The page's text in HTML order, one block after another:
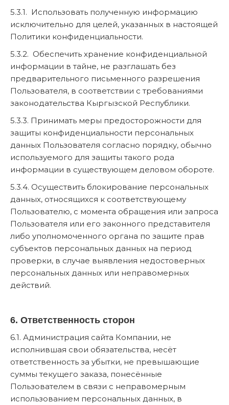
5.3.1. Использовать полученную информацию
исключительно для целей, указанных в настоящей
Политики конфиденциальности.
5.3.2. Обеспечить хранение конфиденциальной
информации в тайне, не разглашать без
предварительного письменного разрешения
Пользователя, в соответствии с требованиями
законодательства Кыргызской Республики.
5.3.3. Принимать меры предосторожности для
защиты конфиденциальности персональных
данных Пользователя согласно порядку, обычно
используемого для защиты такого рода
информации в существующем деловом обороте.
5.3.4. Осуществить блокирование персональных
данных, относящихся к соответствующему
Пользователю, с момента обращения или запроса
Пользователя или его законного представителя
либо уполномоченного органа по защите прав
субъектов персональных данных на период
проверки, в случае выявления недостоверных
персональных данных или неправомерных
действий.
6. Ответственность сторон
6.1. Администрация сайта Компании, не
исполнившая свои обязательства, несёт
ответственность за убытки, не превышающие
суммы текущего заказа, понесённые
Пользователем в связи с неправомерным
использованием персональных данных, в